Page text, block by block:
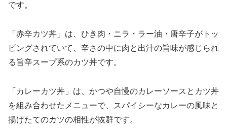
です。
「赤辛カツ丼」は、ひき肉・ニラ・ラー油・唐辛子がトッ
ピングされていて、辛さの中に肉と出汁の旨味が感じられ
る旨辛スープ系のカツ丼です。
「カレーカツ丼」は、かつや自慢のカレーソースとカツ丼
を組み合わせたメニューで、スパイシーなカレーの風味と
揚げたてのカツの相性が抜群です。